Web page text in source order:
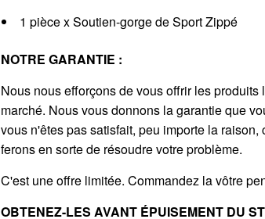
1 pièce x Soutien-gorge de Sport Zippé
NOTRE GARANTIE :
Nous nous efforçons de vous offrir les produits
marché. Nous vous donnons la garantie que
vous n'êtes pas satisfait, peu importe la raison,
ferons en sorte de résoudre votre problème.
C'est une offre limitée. Commandez la vôtre
OBTENEZ-LES AVANT ÉPUISEMENT DU